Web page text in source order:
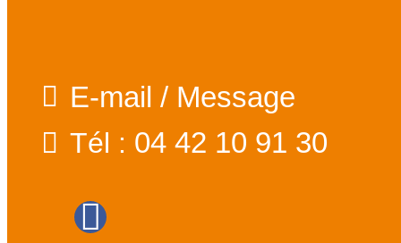
E-mail / Message
Tél : 04 42 10 91 30